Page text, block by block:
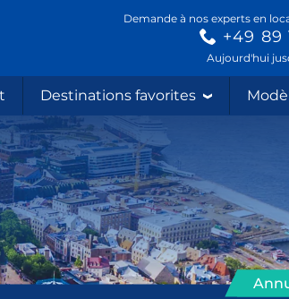
Demande à nos experts en
+49 89
Aujourd'hui
Destinations favorites